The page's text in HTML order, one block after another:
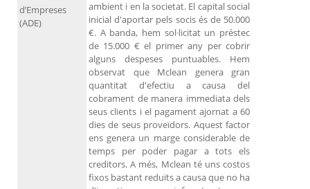
ambient i en la societat. El capital social
inicial d'aportar pels socis és de 50.000
€. A banda, hem sol·licitat un préstec
de 15.000 € el primer any per cobrir
alguns despeses puntuables. Hem
observat que Mclean genera gran
quantitat d'efectiu a causa del
cobrament de manera immediata dels
seus clients i el pagament ajornat a 60
dies de seus proveïdors. Aquest factor
ens genera un marge considerable de
temps per poder pagar a tots els
creditors. A més, Mclean té uns costos
fixos bastant reduïts a causa que no ha
d’Empreses
(ADE)